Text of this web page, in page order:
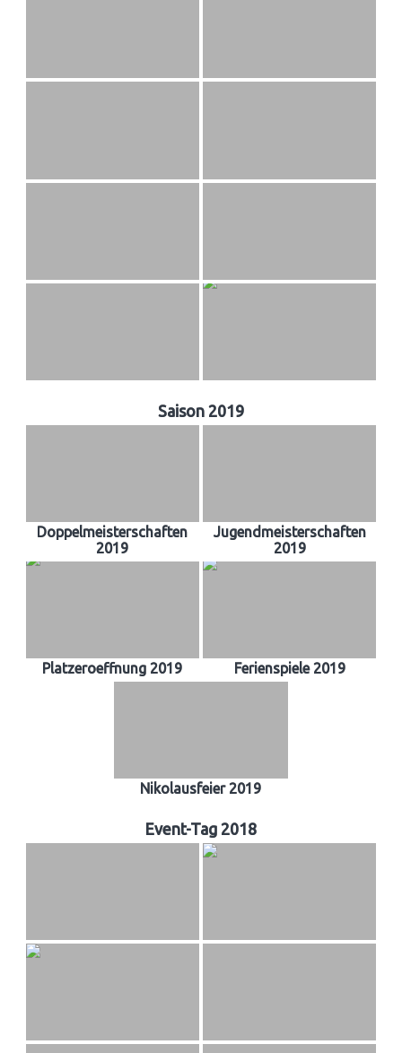
Saison 2019
Doppelmeisterschaften
2019
Jugendmeisterschaften
2019
Platzeroeffnung 2019 Ferienspiele 2019
Nikolausfeier 2019
Event-Tag 2018